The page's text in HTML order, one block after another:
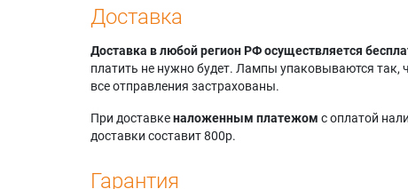
Доставка
Доставка в любой регион РФ осуществляется
платить не нужно будет. Лампы упаковываются так,
все отправления застрахованы.
При доставкеналоженным платежом с оплатой
доставки составит 800р.
Гарантия